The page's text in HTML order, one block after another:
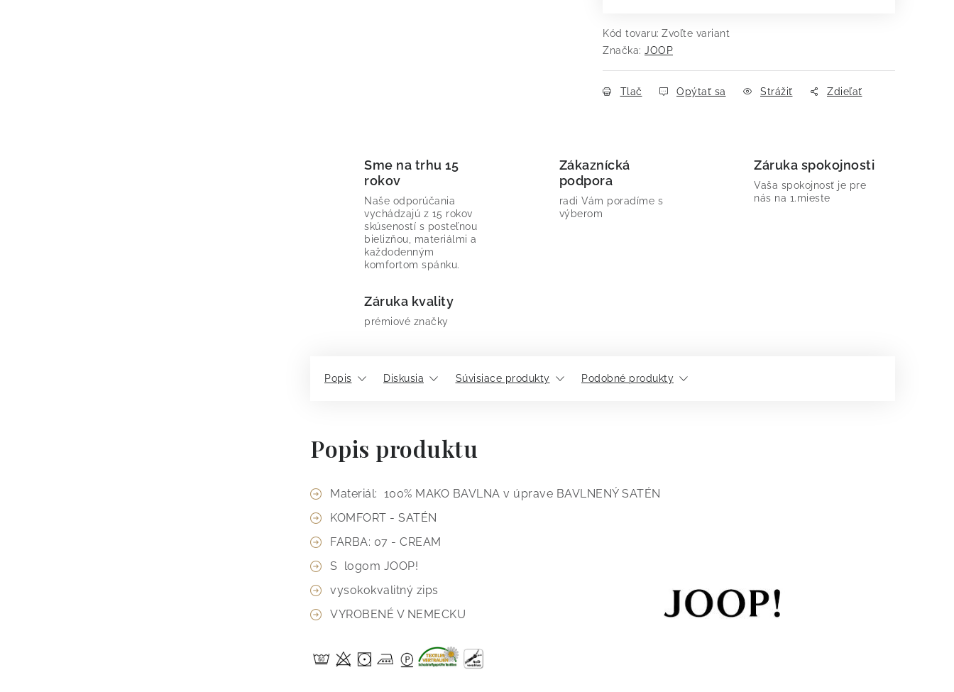
Kód tovaru: Zvoľte variant
Značka: JOOP
Tlač Opýtať sa Strážiť Zdieľať
Sme na trhu 15
rokov
Naše odporúčania
vychádzajú z 15 rokov
skúseností s posteľnou
bielizňou, materiálmi a
každodenným
komfortom spánku.
Zákaznícká
podpora
radi Vám poradíme s
výberom
Záruka spokojnosti
Vaša spokojnosť je pre
nás na 1.mieste
Záruka kvality
prémiové značky
Popis Diskusia Súvisiace produkty Podobné produkty
Popis produktu
Materiál: 100% MAKO BAVLNA v úprave BAVLNENÝ SATÉN
KOMFORT - SATÉN
FARBA: 07 - CREAM
S logom JOOP!
vysokokvalitný zips
VYROBENÉ V NEMECKU